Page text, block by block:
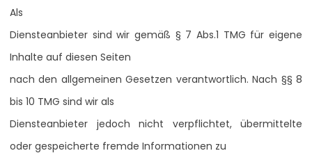
Als
Diensteanbieter sind wir gemäß § 7 Abs.1 TMG für eigene
Inhalte auf diesen Seiten
nach den allgemeinen Gesetzen verantwortlich. Nach §§ 8
bis 10 TMG sind wir als
Diensteanbieter jedoch nicht verpflichtet, übermittelte
oder gespeicherte fremde Informationen zu